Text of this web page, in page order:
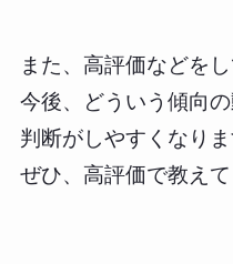
また、高評価などを
今後、どういう傾向
判断がしやすくなりま
ぜひ、高評価で教えて